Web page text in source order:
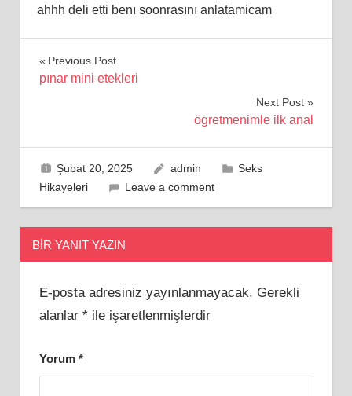
ahhh deli etti benı soonrasını anlatamicam
Yazı
Previous Post
pınar mini etekleri
Next Post
ögretmenimle ilk anal
Şubat 20, 2025 admin
Seks
Hikayeleri
Leave a comment
BIR YANIT YAZIN
E-posta adresiniz yayınlanmayacak. Gerekli
alanlar *ile işaretlenmişlerdir
Yorum *